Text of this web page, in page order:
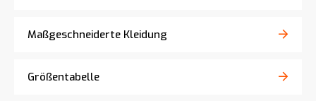
Maßgeschneiderte Kleidung
Größentabelle